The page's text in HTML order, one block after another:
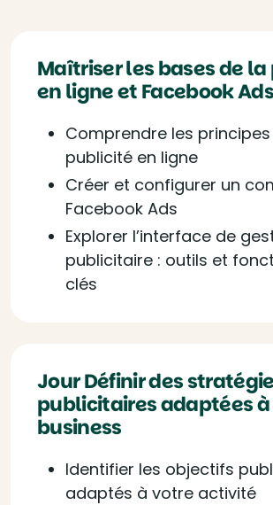
Maîtriser les bases de
en ligne et Facebook Ads
Comprendre les
publicité en ligne
Créer et configurer un
Facebook Ads
Explorer l’interface de
publicitaire : outils et
clés
Jour Définir des
publicitaires adaptées
business
Identifier les objectifs
adaptés à votre activité